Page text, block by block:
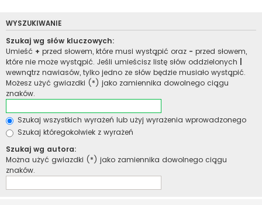
WYSZUKIWANIE
Szukaj wg słów kluczowych:
Umieść + przed słowem, które musi wystąpić oraz - przed słowem,
które nie może wystąpić. Jeśli umieścisz listę słów oddzielonych
wewnątrz nawiasów, tylko jedno ze słów będzie musiało wystąpić.
Możesz użyć gwiazdki (*) jako zamiennika dowolnego ciągu
znaków.
Szukaj wszystkich wyrażeń lub użyj wyrażenia wprowadzonego
Szukaj któregokolwiek z wyrażeń
Szukaj wg autora:
Można użyć gwiazdki (*) jako zamiennika dowolnego ciągu
znaków.